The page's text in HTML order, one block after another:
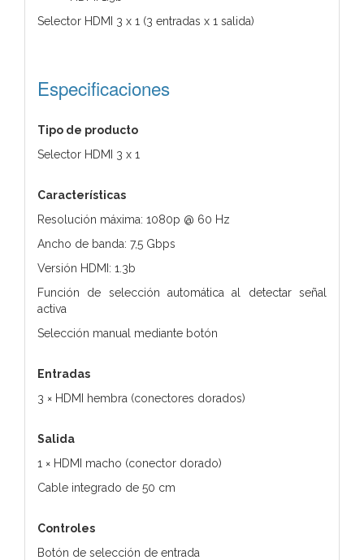
Selector HDMI 3 x 1 (3 entradas x 1 salida)
Especificaciones
Tipo de producto
Selector HDMI 3 x 1
Características
Resolución máxima: 1080p @ 60 Hz
Ancho de banda: 7,5 Gbps
Versión HDMI: 1.3b
Función de selección automática al detectar señal
activa
Selección manual mediante botón
Entradas
3 × HDMI hembra (conectores dorados)
Salida
1 × HDMI macho (conector dorado)
Cable integrado de 50 cm
Controles
Botón de selección de entrada